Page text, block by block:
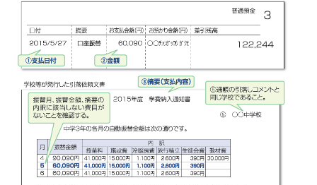
スマホ相談窓口
相続手続きのお手伝い
財産を残すために
「相続・遺言」講座
資料請求
保険募集指針